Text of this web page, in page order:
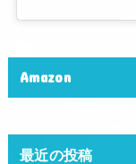
Amazon
最近の投稿